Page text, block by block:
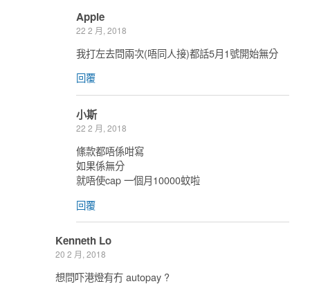
Apple
22 2 月, 2018
我打左去問兩次(唔同人接)都話5月1號開始無分
回覆
小斯
22 2 月, 2018
絛款都唔係咁寫
如果係無分
就唔使cap 一個月10000蚊啦
回覆
Kenneth Lo
20 2 月, 2018
想問吓港燈有冇 autopay ?